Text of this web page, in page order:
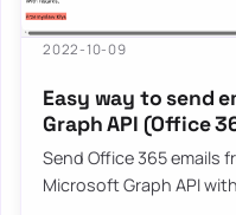
2022-10-09
Easy way to send
Graph API (Office
Send Office 365 emails
Microsoft Graph API